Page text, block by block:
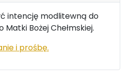
intencję modlitewną do
Matki Bożej Chełmskiej.
i prośbę.